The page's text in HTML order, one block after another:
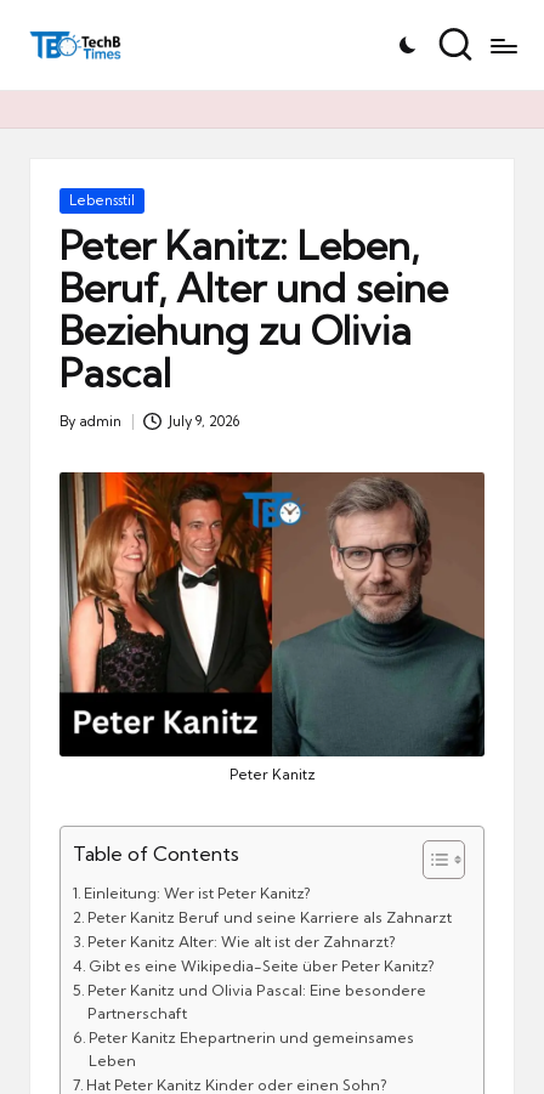
T
h
Posted
Lebensstil
Peter Kanitz: Leben,
Beruf, Alter und seine
Beziehung zu Olivia
Pascal
Posted
By admin July 9, 2026
Peter Kanitz
Table of Contents
Einleitung: Wer ist Peter Kanitz?
Peter Kanitz Beruf und seine Karriere als Zahnarzt
Peter Kanitz Alter: Wie alt ist der Zahnarzt?
Gibt es eine Wikipedia-Seite über Peter Kanitz?
Peter Kanitz und Olivia Pascal: Eine besondere
Partnerschaft
Peter Kanitz Ehepartnerin und gemeinsames
Leben
Hat Peter Kanitz Kinder oder einen Sohn?